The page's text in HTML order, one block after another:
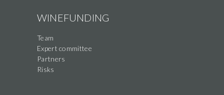
WINEFUNDING
Team
Expert committee
Partners
Risks